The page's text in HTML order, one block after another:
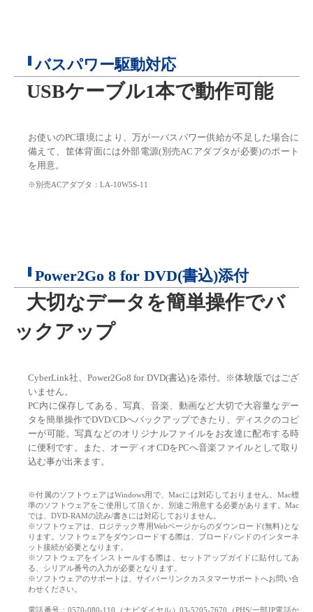
バスパワー駆動対応
USBケーブル1本で動作可能
お使いのPC環境により、万が一バスパワー供給が不足した場合に
備えて、筐体背面には外部電源(別売ACアダプタが必要)のポート
を用意。
※別売ACアダプタ：LA-10W5S-11
Power2Go 8 for DVD(書込)添付
大切なデータを簡単操作でバ
ックアップ
CyberLink社、Power2Go8 for DVD(書込)を添付。※体験版ではござ
いません。
PC内に保存してある、写真、音楽、動画など大切で大容量なデー
タを簡単操作でDVD/CDへバックアップできたり、ディスクのコピ
ーが可能。写真などのオリジナルファイルをお友達に配布する時
に便利です。また、オーディオCDをPCへ音楽ファイルとして取り
込む事が出来ます。
※付属のソフトウェアはWindows用で、Macには対応しておりません。Mac標
準のソフトウェアをご使用して頂くか、別途ご用意する必要があります。Mac
では、DVD-RAMの読み/書きには対応しておりません。
※ソフトウェアは、ロジテック専用Webページからのダウンロード(無料)とな
ります。ソフトウェアをダウンロードする際は、ブロードバンドのインターネ
ット接続が必要となります。
※ソフトウェアをインストールする際は、セットアップガイドに貼付してあ
る、シリアル番号の入力が必要となります。
※ソフトウェアのサポートは、サイバーリンクカスタマーサポートへお問い合
わせください。
電話番号：0570-080-110（ナビダイヤル）03-5205-7670（PHS/一部IP電話か